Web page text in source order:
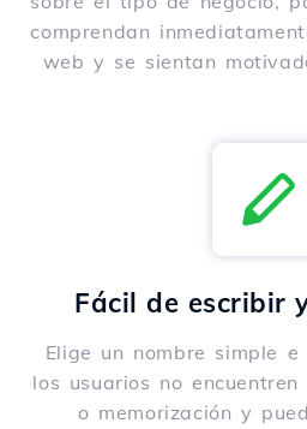
comprendan
web y se sientan
Fácil de escribir
Elige un nombre simple
los usuarios no
o memorización y